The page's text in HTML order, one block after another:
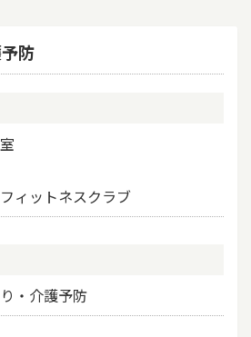
防
ィットネスクラブ
・介護予防